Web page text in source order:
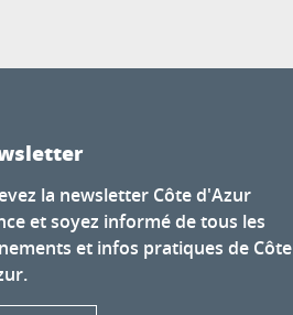
la newsletter Côte d'Azur
et soyez informé de tous les
et infos pratiques de Côte